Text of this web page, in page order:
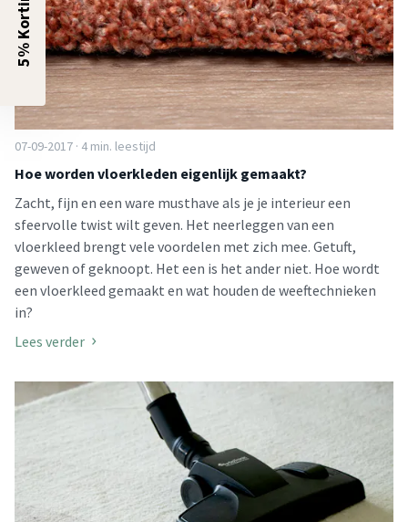
07-09-2017 · 4 min. leestijd
Hoe worden vloerkleden eigenlijk gemaakt?
Zacht, fijn en een ware musthave als je je interieur een
sfeervolle twist wilt geven. Het neerleggen van een
vloerkleed brengt vele voordelen met zich mee. Getuft,
geweven of geknoopt. Het een is het ander niet. Hoe wordt
een vloerkleed gemaakt en wat houden de weeftechnieken
in?
Lees verder
5% Korting?